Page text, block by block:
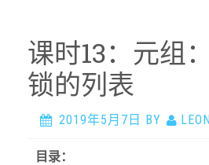
课时13：元组
锁的列表
2019年5月7日 BY
目录：